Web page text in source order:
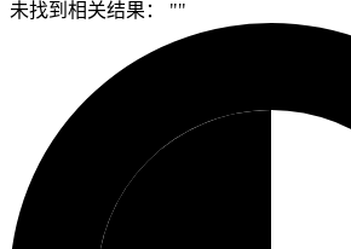
未找到相关结果： ""